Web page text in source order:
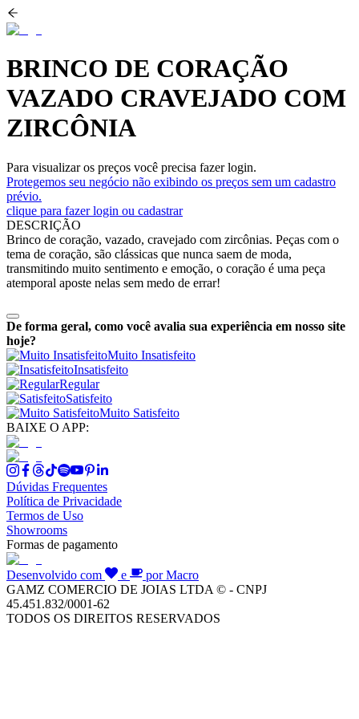
BRINCO DE CORAÇÃO
VAZADO CRAVEJADO COM
ZIRCÔNIA
Para visualizar os preços você precisa fazer login.
Protegemos seu negócio não exibindo os preços sem um cadastro
prévio.
clique para fazer login ou cadastrar
DESCRIÇÃO
Brinco de coração, vazado, cravejado com zircônias. Peças com o
tema de coração, são clássicas que nunca saem de moda,
transmitindo muito sentimento e emoção, o coração é uma peça
atemporal aposte nelas sem medo de errar!
De forma geral, como você avalia sua experiência em nosso site
hoje?
Muito Insatisfeito
Insatisfeito
Regular
Satisfeito
Muito Satisfeito
BAIXE O APP:
Dúvidas Frequentes
Política de Privacidade
Termos de Uso
Showrooms
Formas de pagamento
Desenvolvido com e
por Macro
GAMZ COMERCIO DE JOIAS LTDA © - CNPJ
45.451.832/0001-62
TODOS OS DIREITOS RESERVADOS